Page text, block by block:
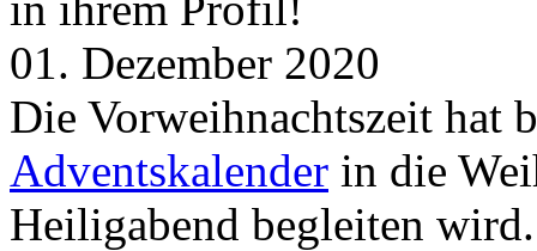
01. Dezember 2020
Die Vorweihnachtszeit hat
Adventskalender in die
Heiligabend begleiten